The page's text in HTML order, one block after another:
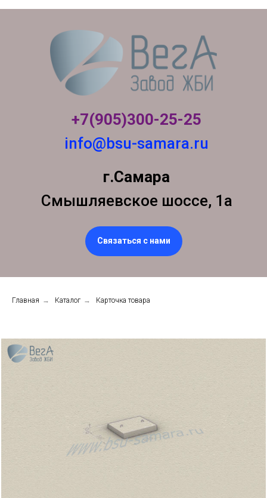
+7(905)300-25-25
info@bsu-samara.ru
г.Самара
Смышляевское шоссе, 1а
Связаться с нами
Главная → Каталог → Карточка товара